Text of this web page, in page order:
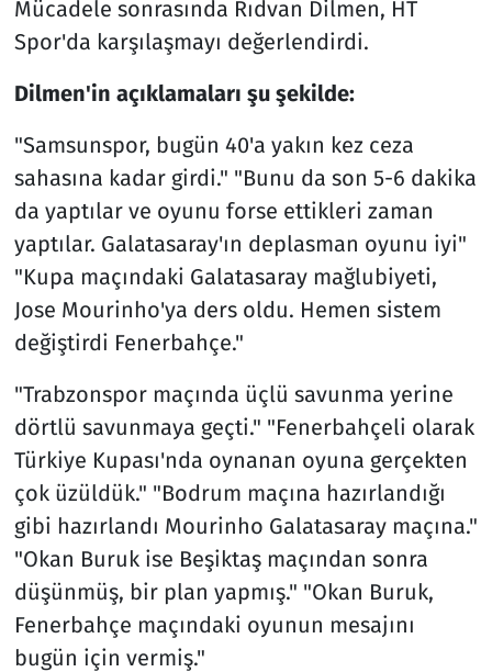
Mücadele sonrasında Rıdvan Dilmen, HT
Spor'da karşılaşmayı değerlendirdi.
Dilmen'in açıklamaları şu şekilde:
"Samsunspor, bugün 40'a yakın kez ceza
sahasına kadar girdi." "Bunu da son 5-6 dakika
da yaptılar ve oyunu forse ettikleri zaman
yaptılar. Galatasaray'ın deplasman oyunu iyi"
"Kupa maçındaki Galatasaray mağlubiyeti,
Jose Mourinho'ya ders oldu. Hemen sistem
değiştirdi Fenerbahçe."
"Trabzonspor maçında üçlü savunma yerine
dörtlü savunmaya geçti." "Fenerbahçeli olarak
Türkiye Kupası'nda oynanan oyuna gerçekten
çok üzüldük." "Bodrum maçına hazırlandığı
gibi hazırlandı Mourinho Galatasaray maçına."
"Okan Buruk ise Beşiktaş maçından sonra
düşünmüş, bir plan yapmış." "Okan Buruk,
Fenerbahçe maçındaki oyunun mesajını
bugün için vermiş."